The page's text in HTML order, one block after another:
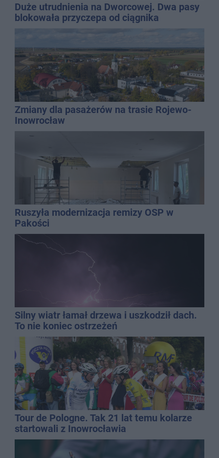
Duże utrudnienia na Dworcowej. Dwa pasy
blokowała przyczepa od ciągnika
Zmiany dla pasażerów na trasie Rojewo-
Inowrocław
Ruszyła modernizacja remizy OSP w
Pakości
Silny wiatr łamał drzewa i uszkodził dach.
To nie koniec ostrzeżeń
Tour de Pologne. Tak 21 lat temu kolarze
startowali z Inowrocławia